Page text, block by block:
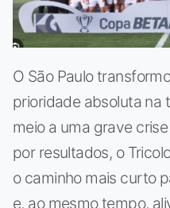
O São Paulo
prioridade absoluta na
meio a uma grave
por resultados, o
o caminho mais curto
e, ao mesmo tempo,